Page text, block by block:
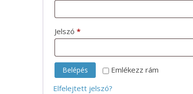
Jelszó *Kötelező
Emlékezz rám
Belépés
Elfelejtett jelszó?